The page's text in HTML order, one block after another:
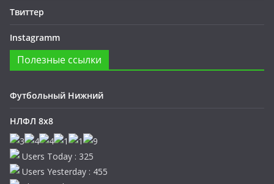
Твиттер
Instagramm
Полезные ссылки
Футбольный Нижний
НЛФЛ 8х8
Users Today : 325
Users Yesterday : 455